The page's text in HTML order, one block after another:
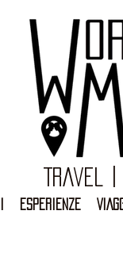
Travel
ESPERIENZE